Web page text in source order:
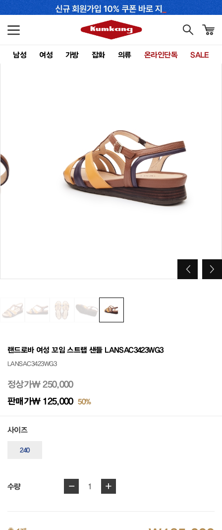
남성 여성 가방 잡화 의류 온라인단독 SALE
랜드로바 여성 꼬임 스트랩 샌들 LANSAC3423WG3
LANSAC3423WG3
정상가₩ 250,000
판매가₩ 125,000 50%
사이즈
240
수량 - 1 +